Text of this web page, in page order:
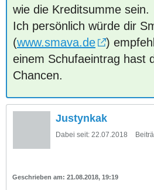
wie die Kreditsumme sein.
Ich persönlich würde dir
(www.smava.de
)
einem Schufaeintrag hast
Chancen.
Justynkak
Dabei seit: 22.07.2018
21.08.2018, 19:19